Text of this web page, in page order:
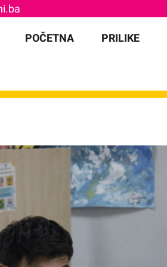
POČETNA PRILIKE